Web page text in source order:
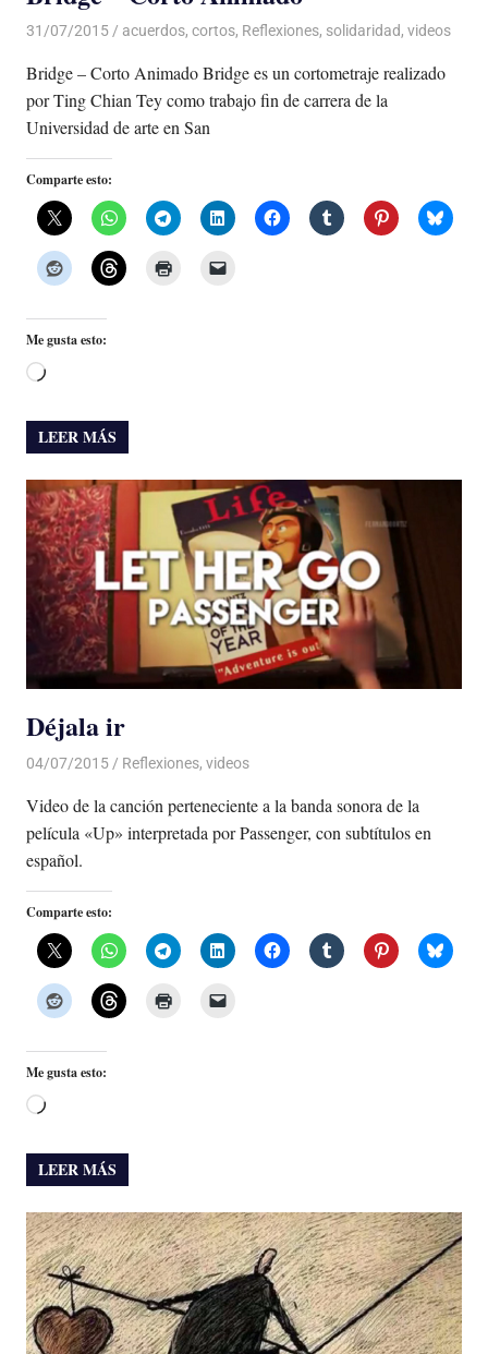
31/07/2015 Luis Castellanos
acuerdos, cortos, Reflexiones, solidaridad, videos
Bridge – Corto Animado Bridge es un cortometraje realizado
por Ting Chian Tey como trabajo fin de carrera de la
Universidad de arte en San
Comparte esto:
Me gusta esto:
Cargando...
LEER MÁS
Déjala ir
04/07/2015 Luis Castellanos
Reflexiones, videos
Video de la canción perteneciente a la banda sonora de la
película «Up» interpretada por Passenger, con subtítulos en
español.
Comparte esto:
Me gusta esto:
Cargando...
LEER MÁS